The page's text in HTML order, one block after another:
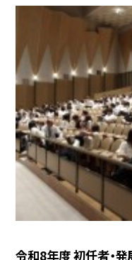
令和8年度 初任者・